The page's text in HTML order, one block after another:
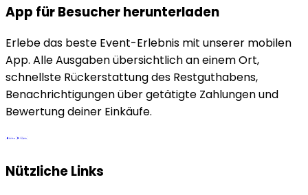
App für Besucher herunterladen
Erlebe das beste Event-Erlebnis mit unserer mobilen
App. Alle Ausgaben übersichtlich an einem Ort,
schnellste Rückerstattung des Restguthabens,
Benachrichtigungen über getätigte Zahlungen und
Bewertung deiner Einkäufe.
Nützliche Links